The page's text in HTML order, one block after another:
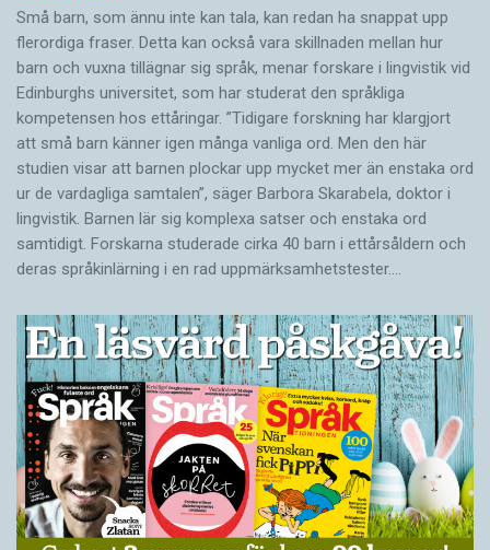
Små barn, som ännu inte kan tala, kan redan ha snappat upp
flerordiga fraser. Detta kan också vara skillnaden mellan hur
barn och vuxna tillägnar sig språk, menar forskare i lingvistik vid
Edinburghs universitet, som har studerat den språkliga
kompetensen hos ettåringar. ”Tidigare forskning har klargjort
att små barn känner igen många vanliga ord. Men den här
studien visar att barnen plockar upp mycket mer än enstaka ord
ur de vardagliga samtalen”, säger Barbora Skarabela, doktor i
lingvistik. Barnen lär sig komplexa satser och enstaka ord
samtidigt. Forskarna studerade cirka 40 barn i ettårsåldern och
deras språkinlärning i en rad uppmärksamhetstester.…